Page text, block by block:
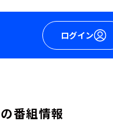
ログイン
番組情報